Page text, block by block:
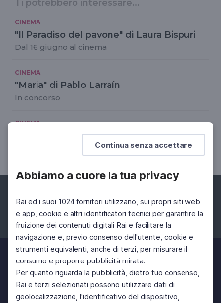
Continua senza accettare
Abbiamo a cuore la tua privacy
Rai ed i suoi 1024 fornitori utilizzano, sui propri siti web
e app, cookie e altri identificatori tecnici per garantire la
fruizione dei contenuti digitali Rai e facilitare la
navigazione e, previo consenso dell'utente, cookie e
strumenti equivalenti, anche di terzi, per misurare il
consumo e proporre pubblicità mirata.
Per quanto riguarda la pubblicità, dietro tuo consenso,
Rai e terzi selezionati possono utilizzare dati di
geolocalizzazione, l'identificativo del dispositivo,
Ti potrebbero interessare...
CINEMA
"Il Paradiso del pavone" di Laura Bispuri
Dal 16 giugno al cinema
CINEMA
"Maria" di Pablo Larraín
In concorso
CINEMA
"America Latina" dei fratelli D'Innocenzo
In sala dal 13 gennaio 2022
Facebook Instagram Twitter